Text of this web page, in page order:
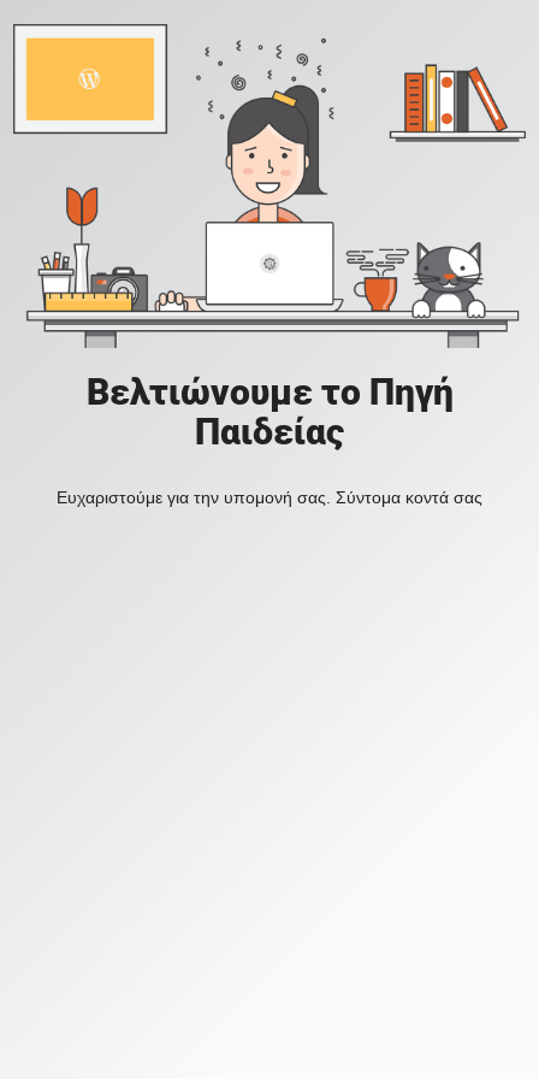
Βελτιώνουμε το Πηγή
Παιδείας
Ευχαριστούμε για την υπομονή σας. Σύντομα κοντά σας